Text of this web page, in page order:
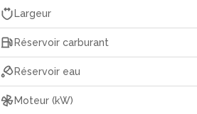
Largeur
Réservoir carburant
Réservoir eau
Moteur (kW)